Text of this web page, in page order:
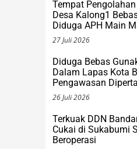
Tempat
Desa Kalong1
Diduga APH Main
27 Juli 2026
Diduga Bebas
Dalam Lapas Kota
Pengawasan
26 Juli 2026
Terkuak DDN
Cukai di Sukabumi
Beroperasi